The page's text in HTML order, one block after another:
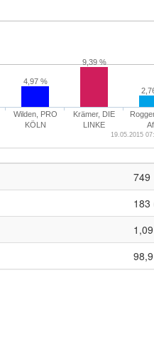
4,97 %
9,39 %
Wilden, PRO
KÖLN
Krämer, DIE
LINKE
749
183